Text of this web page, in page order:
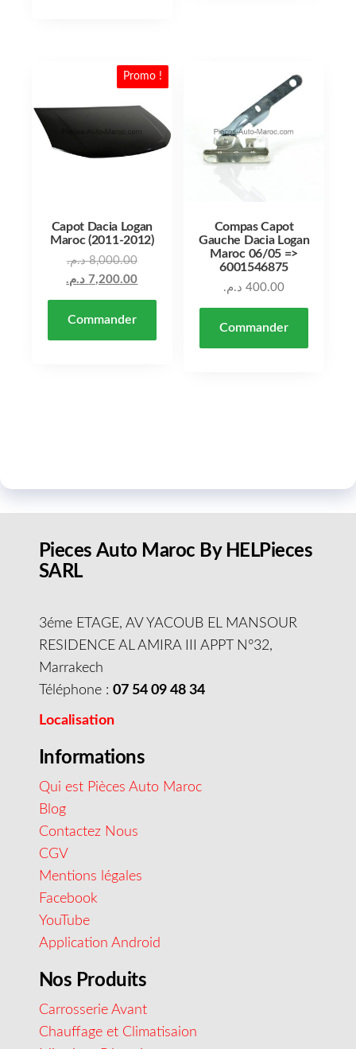
Promo !
Capot Dacia Logan
Maroc (2011-2012)
8,000.00 د.م.
7,200.00 د.م.
Commander
Compas Capot
Gauche Dacia Logan
Maroc 06/05 =>
6001546875
400.00 د.م.
Commander
Pieces Auto Maroc By HELPieces
SARL
3éme ETAGE, AV YACOUB EL MANSOUR
RESIDENCE AL AMIRA III APPT N°32,
Marrakech
Téléphone : 07 54 09 48 34
Localisation
Informations
Qui est Pièces Auto Maroc
Blog
Contactez Nous
CGV
Mentions légales
Facebook
YouTube
Application Android
Nos Produits
Carrosserie Avant
Chauffage et Climatisaion